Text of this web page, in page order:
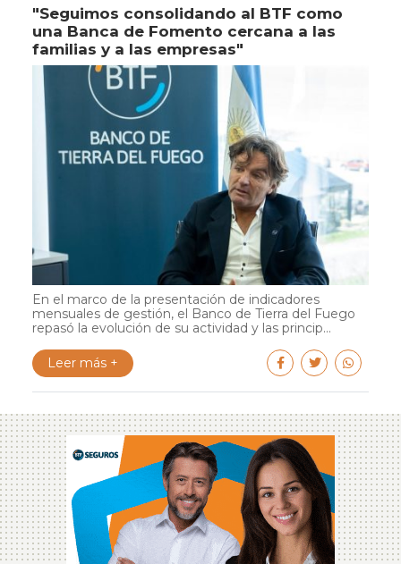
"Seguimos consolidando al BTF como
una Banca de Fomento cercana a las
familias y a las empresas"
En el marco de la presentación de indicadores
mensuales de gestión, el Banco de Tierra del Fuego
repasó la evolución de su actividad y las princip...
Leer más +